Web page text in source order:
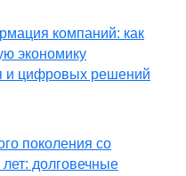
компаний: как
экономику
и цифровых решений
поколения со
долговечные